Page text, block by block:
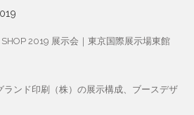
2019 展示会｜東京国際展示場東館
ランド印刷（株）の展示構成、ブースデザ